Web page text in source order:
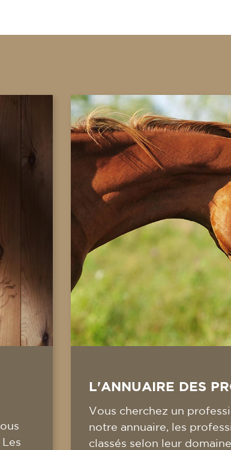
L'ANNUAIRE DES
Vous cherchez un
notre annuaire, les
classés selon leur